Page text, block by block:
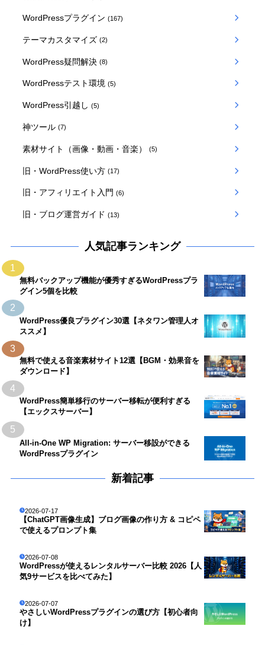
WordPressプラグイン (167)
テーマカスタマイズ (2)
WordPress疑問解決 (8)
WordPressテスト環境 (5)
WordPress引越し (5)
神ツール (7)
素材サイト（画像・動画・音楽） (5)
旧・WordPress使い方 (17)
旧・アフィリエイト入門 (6)
旧・ブログ運営ガイド (13)
人気記事ランキング
1
無料バックアップ機能が優秀すぎるWordPressプラ
グイン5個を比較
2
WordPress優良プラグイン30選【ネタワン管理人オ
ススメ】
3
無料で使える音楽素材サイト12選【BGM・効果音を
ダウンロード】
4
WordPress簡単移行のサーバー移転が便利すぎる
【エックスサーバー】
5
All-in-One WP Migration: サーバー移設ができる
WordPressプラグイン
新着記事
2026-07-17
【ChatGPT画像生成】ブログ画像の作り方 & コピペ
で使えるプロンプト集
2026-07-08
WordPressが使えるレンタルサーバー比較 2026【人
気9サービスを比べてみた】
2026-07-07
やさしいWordPressプラグインの選び方【初心者向
け】